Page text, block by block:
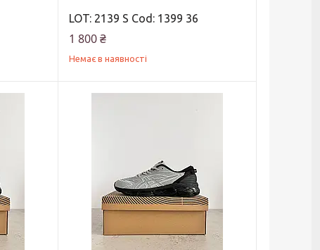
LOT: 2139 S Cod: 1399 36
1 800 ₴
Немає в наявності